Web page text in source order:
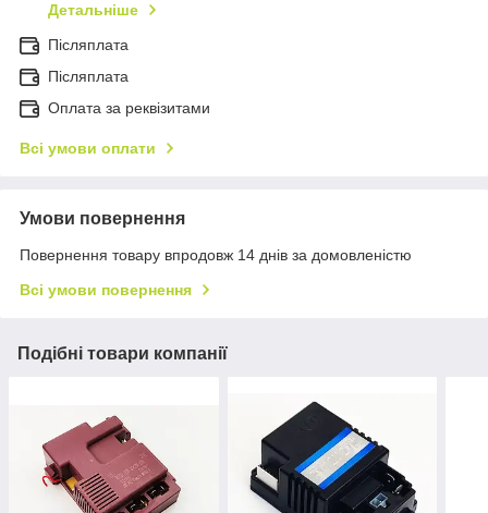
Детальніше
Післяплата
Пiсляплата
Оплата за реквізитами
Всі умови оплати
Умови повернення
Повернення товару впродовж 14 днів за домовленістю
Всі умови повернення
Подібні товари компанії